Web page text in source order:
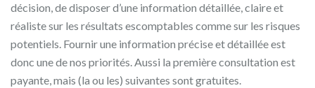
décision, de disposer d’une information détaillée, claire et
réaliste sur les résultats escomptables comme sur les risques
potentiels. Fournir une information précise et détaillée est
donc une de nos priorités. Aussi la première consultation est
payante, mais (la ou les) suivantes sont gratuites.